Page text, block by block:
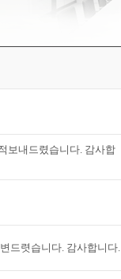
보내드렸습니다. 감사합
드렷습니다. 감사합니다.